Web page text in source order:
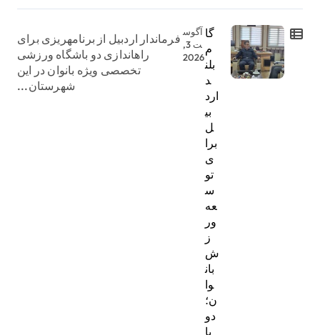
گا
م
بلن
د
ارد
بی
ل
برا
ی
تو
س
عه
ور
ز
ش
بان
وا
ن؛
دو
با
آگوس
ت 3,
2026
فرماندار اردبیل از برنامهریزی برای
راهاندازی دو باشگاه ورزشی
تخصصی ویژه بانوان در این
شهرستان...